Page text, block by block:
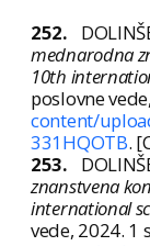
252.
mednarodna
10th
poslovne
content/
331HQOTB.
253.
znanstvena
international
vede, 2024. 1